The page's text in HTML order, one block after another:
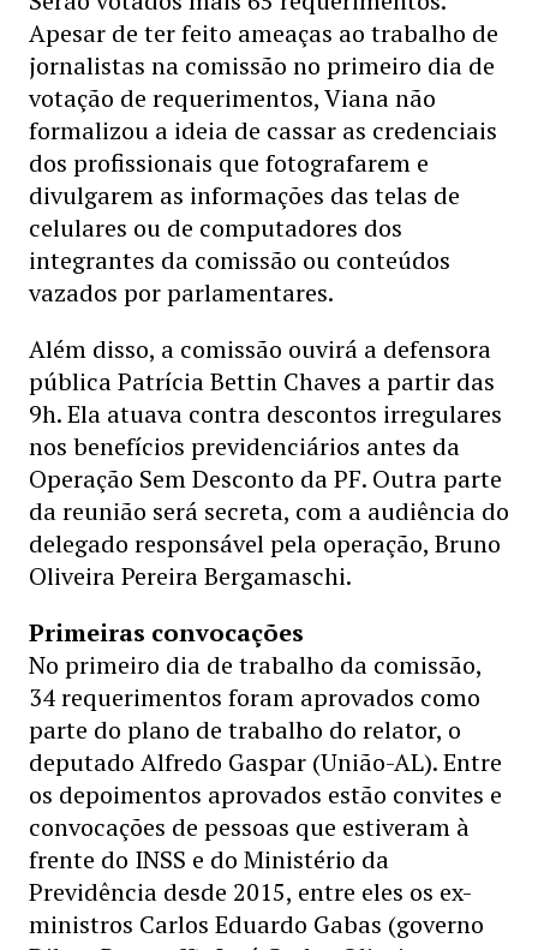
Apesar de ter feito ameaças ao trabalho de
jornalistas na comissão no primeiro dia de
votação de requerimentos, Viana não
formalizou a ideia de cassar as credenciais
dos profissionais que fotografarem e
divulgarem as informações das telas de
celulares ou de computadores dos
integrantes da comissão ou conteúdos
vazados por parlamentares.
Além disso, a comissão ouvirá a defensora
pública Patrícia Bettin Chaves a partir das
9h. Ela atuava contra descontos irregulares
nos benefícios previdenciários antes da
Operação Sem Desconto da PF. Outra parte
da reunião será secreta, com a audiência do
delegado responsável pela operação, Bruno
Oliveira Pereira Bergamaschi.
Primeiras convocações
No primeiro dia de trabalho da comissão,
34 requerimentos foram aprovados como
parte do plano de trabalho do relator, o
deputado Alfredo Gaspar (União-AL). Entre
os depoimentos aprovados estão convites e
convocações de pessoas que estiveram à
frente do INSS e do Ministério da
Previdência desde 2015, entre eles os ex-
ministros Carlos Eduardo Gabas (governo